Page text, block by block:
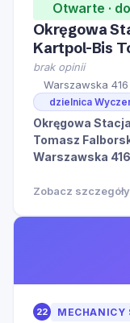
Otwarte ·
Okręgowa
Kartpol-Bis
brak opinii
Warszawska
dzielnica
Okręgowa
Tomasz
Warszawska
informacji na
Zobacz szczegóły
22 MECHANICY